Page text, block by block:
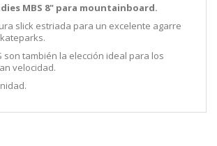
MBS 8" para mountainboard.
slick estriada para un excelente agarre
son también la elección ideal para los
velocidad.